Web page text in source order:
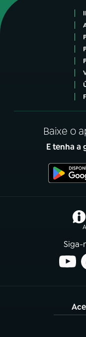
Baixe o
E tenha a
Siga-